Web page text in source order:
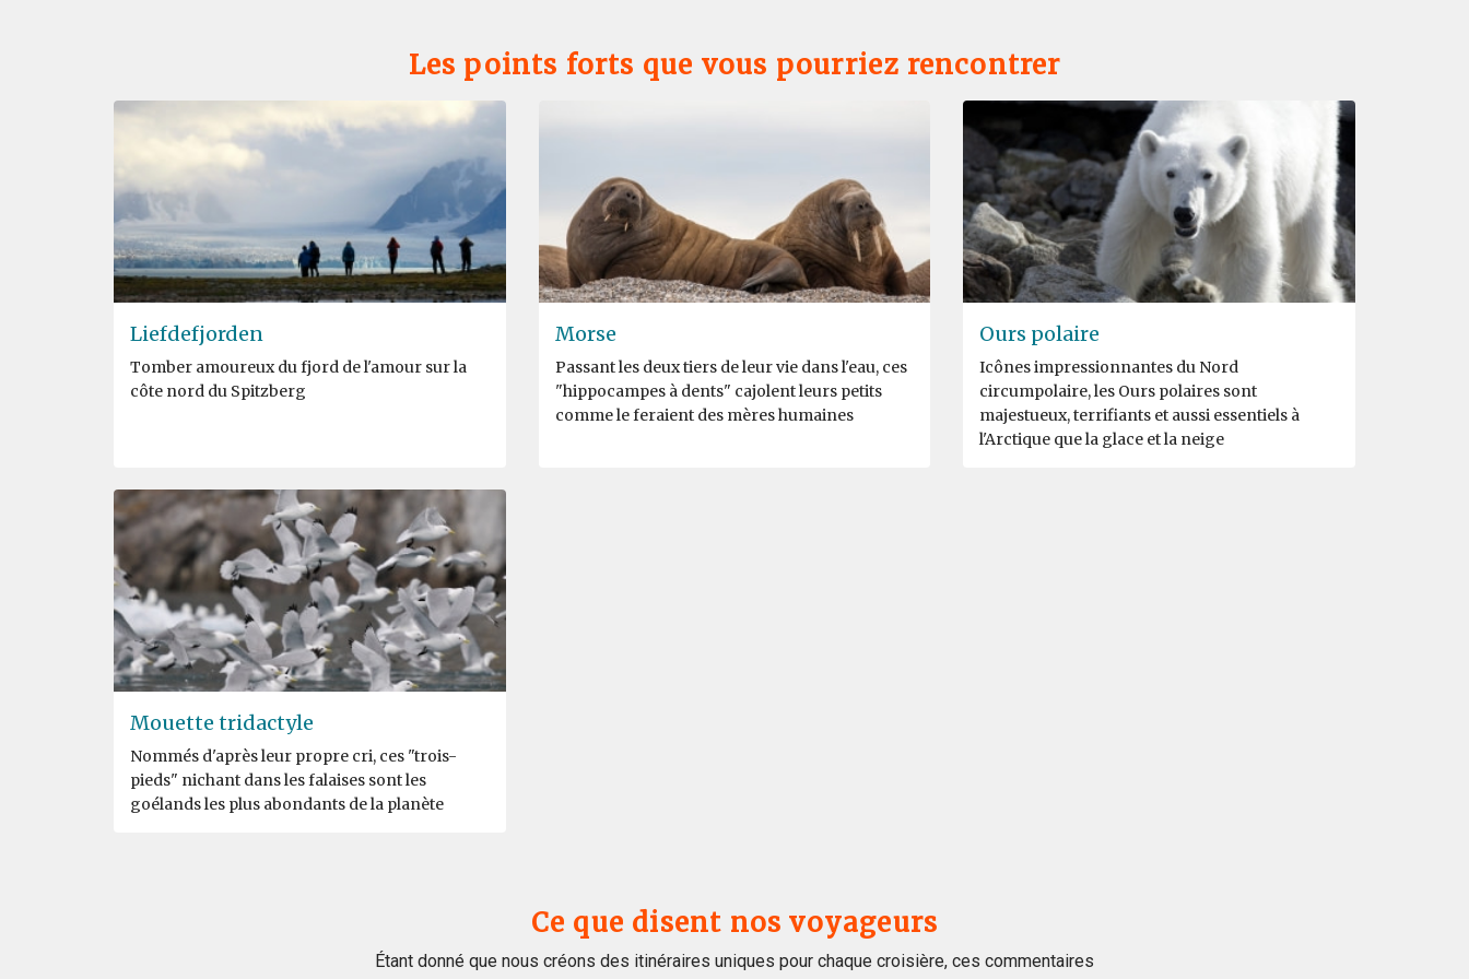
Les points forts que vous pourriez rencontrer
Liefdefjorden
Tomber amoureux du fjord de l'amour sur la
côte nord du Spitzberg
Morse
Passant les deux tiers de leur vie dans l'eau, ces
"hippocampes à dents" cajolent leurs petits
comme le feraient des mères humaines
Ours polaire
Icônes impressionnantes du Nord
circumpolaire, les Ours polaires sont
majestueux, terrifiants et aussi essentiels à
l'Arctique que la glace et la neige
Mouette tridactyle
Nommés d'après leur propre cri, ces "trois-
pieds" nichant dans les falaises sont les
goélands les plus abondants de la planète
Ce que disent nos voyageurs
Étant donné que nous créons des itinéraires uniques pour chaque croisière, ces commentaires